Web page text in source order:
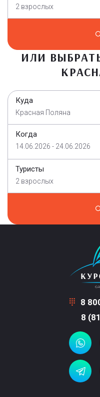
2 взрослых
ИЛИ
Куда
Красная Поляна
Когда
14.06.2026 - 24.06.2026
Туристы
2 взрослых
8
8